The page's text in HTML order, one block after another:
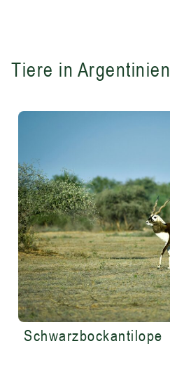
Tiere in Argentinien
Schwarzbockantilope